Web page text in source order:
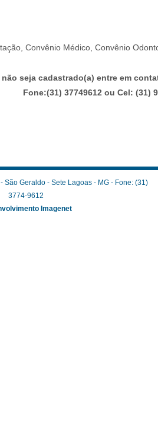
Convênio Médico, Convênio
seja cadastrado(a) entre em
Fone:(31) 37749612 ou Cel: (31)
São Geraldo - Sete Lagoas - MG - Fone: (31)
3774-9612
Imagenet